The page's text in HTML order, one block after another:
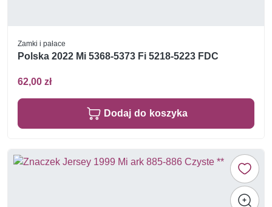
Zamki i pałace
Polska 2022 Mi 5368-5373 Fi 5218-5223 FDC
62,00 zł
Dodaj do koszyka